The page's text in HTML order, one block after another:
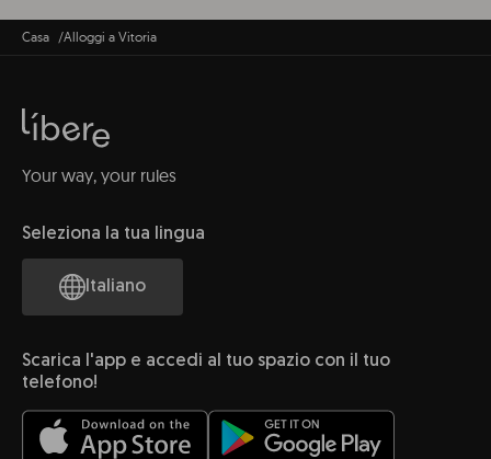
Casa Alloggi a Vitoria
Your way, your rules
Seleziona la tua lingua
Italiano
Scarica l'app e accedi al tuo spazio con il tuo
telefono!